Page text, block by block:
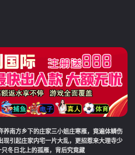
养南方乡下的庄家三小姐庄寒雁，竟遍体鳞伤
现引起庄家内宅一片大乱，更招惹来大理寺少
冬日北上的孤雁，背后究竟藏